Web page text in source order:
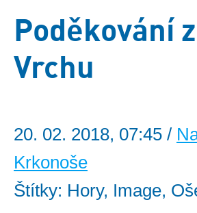
Poděkování
Vrchu
20. 02. 2018, 07:45 /
Krkonoše
Štítky: Hory, Image,